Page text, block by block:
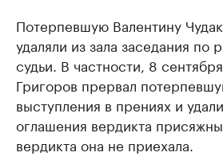
Потерпевшую Валентину
удаляли из зала заседания по
судьи. В частности, 8
Григоров прервал
выступления в прениях и
оглашения вердикта
вердикта она не приехала.